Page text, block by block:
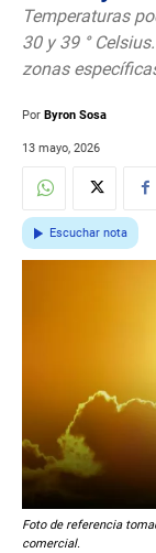
Temperaturas
30 y 39 °
zonas
Por Byron Sosa
13 mayo, 2026
Escuchar nota
Foto de referencia
comercial.